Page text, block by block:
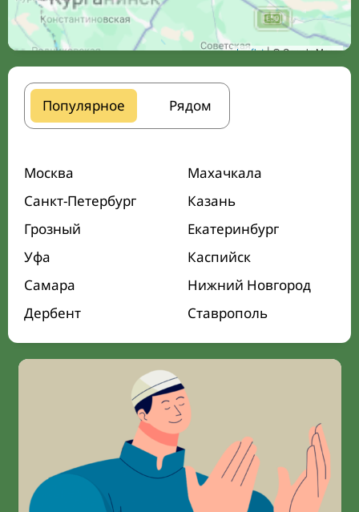
Leaflet| © Google Maps
Популярное Рядом
Москва
Махачкала
Санкт-Петербург
Казань
Грозный
Екатеринбург
Уфа
Каспийск
Самара
Нижний Новгород
Дербент
Ставрополь